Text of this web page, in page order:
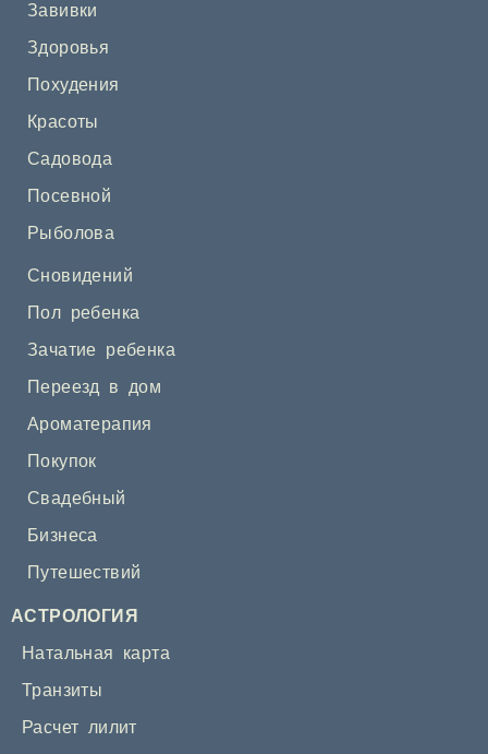
Завивки
Здоровья
Похудения
Красоты
Садовода
Посевной
Рыболова
Сновидений
Пол ребенка
Зачатие ребенка
Переезд в дом
Ароматерапия
Покупок
Свадебный
Бизнеса
Путешествий
АСТРОЛОГИЯ
Натальная карта
Транзиты
Расчет лилит